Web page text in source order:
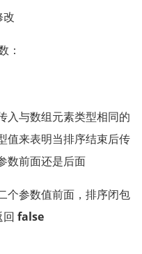
改
：
入与数组元素类型相同的
值来表明当排序结束后传
数前面还是后面
个参数值前面，排序闭包
回 false